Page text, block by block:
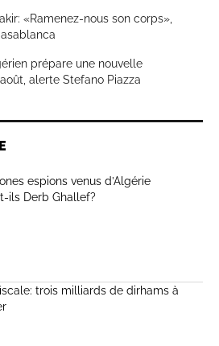
«Ramenez-nous son corps»,
prépare une nouvelle
alerte Stefano Piazza
espions venus d’Algérie
ils Derb Ghallef?
trois milliards de dirhams à